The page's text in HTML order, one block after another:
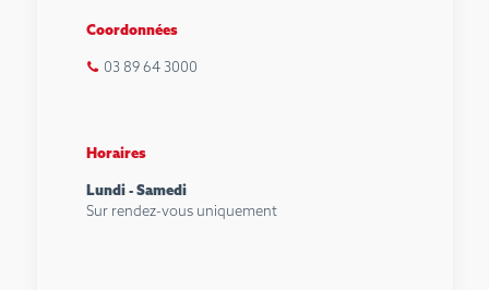
Coordonnées
03 89 64 3000
Horaires
Lundi - Samedi
Sur rendez-vous uniquement